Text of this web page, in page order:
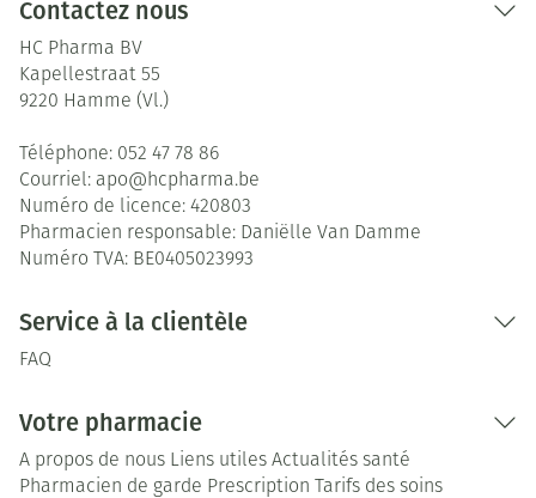
Contactez nous
HC Pharma BV
Kapellestraat 55
9220 Hamme (Vl.)
Téléphone: 052 47 78 86
Courriel: apo@hcpharma.be
Numéro de licence: 420803
Pharmacien responsable: Daniëlle Van Damme
Numéro TVA: BE0405023993
Service à la clientèle
FAQ
Votre pharmacie
A propos de nous Liens utiles Actualités santé
Pharmacien de garde Prescription Tarifs des soins